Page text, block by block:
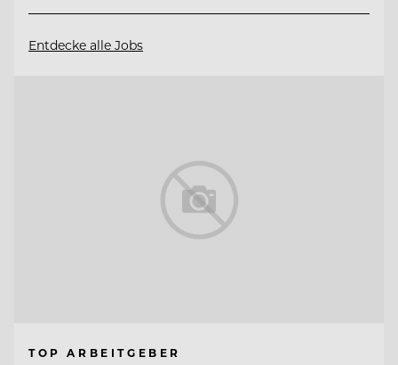
Entdecke alle Jobs
TOP ARBEITGEBER